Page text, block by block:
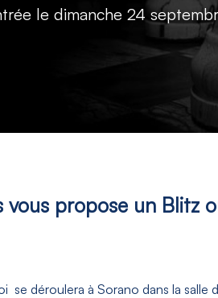
le dimanche 24
propose un Blitz
déroulera à Sorano dans la salle